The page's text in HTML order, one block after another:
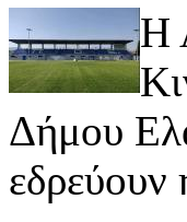
Η
Δήμου
εδρεύουν